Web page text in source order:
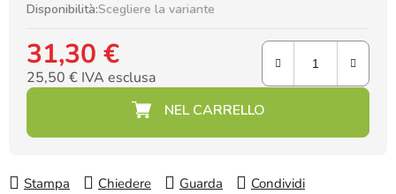
Disponibilità:Scegliere la variante
31,30 €
25,50 € IVA esclusa
Prezzo della misura:
Stampa Chiedere Guarda Condividi